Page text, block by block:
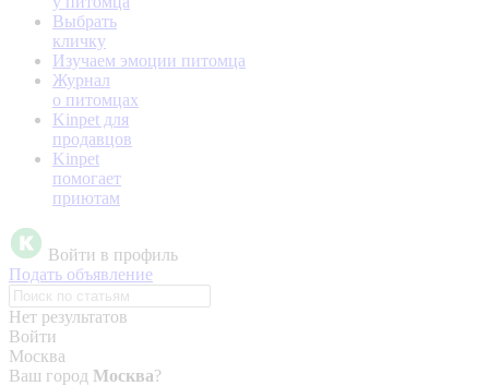
Выбрать
кличку
Изучаем эмоции питомца
Журнал
о питомцах
Kinpet для
продавцов
Kinpet
помогает
приютам
Войти в профиль
Подать объявление
Нет результатов
Войти
Москва
Ваш город Москва?